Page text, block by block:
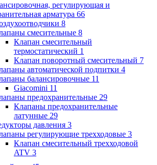
регулирующая и
арматура 66
8
cмесительные 8
Клапан cмесительный
термостатический 1
Клапан поворотный cмесительный 7
автоматической подпитки 4
балансировочные 11
Giacomini 11
предохранительные 29
Клапаны предохранительные
латунные 29
давления 3
регулирующие трехходовые 3
Клапан смесительный трехходовой
ATV 3